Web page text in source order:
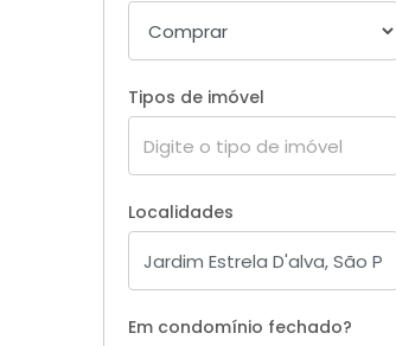
Tipos de imóvel
Localidades
Em condomínio fechado?